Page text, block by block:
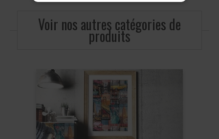
Voir nos autres catégories de
produits